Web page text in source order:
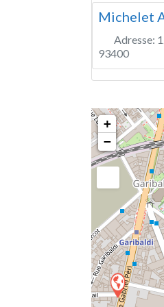
Michelet
Adresse:
93400
+
−